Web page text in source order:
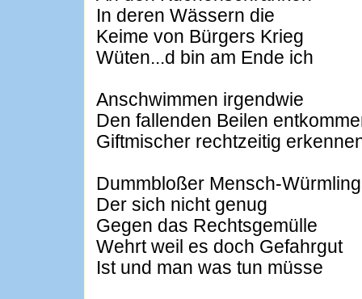
In deren Wässern die
Keime von Bürgers Krieg
Wüten...d bin am Ende ich
Anschwimmen irgendwie
Den fallenden Beilen
Giftmischer rechtzeitig
Dummbloßer Mensch-Würmling
Der sich nicht genug
Gegen das Rechtsgemülle
Wehrt weil es doch Gefahrgut
Ist und man was tun müsse